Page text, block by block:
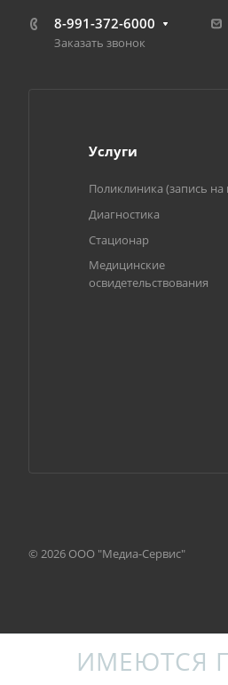
8-991-372-6000
Заказать звонок
Услуги
Поликлиника (запись
Диагностика
Стационар
Медицинские
освидетельствования
© 2026 ООО "Медиа-Сервис"
ИМЕЮТСЯ